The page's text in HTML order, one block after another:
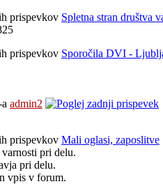
Spletna stran društva
Sporočila DVI -
admin2
Mali oglasi, zaposlitve
varnosti pri delu.
pri delu.
vpis v forum.